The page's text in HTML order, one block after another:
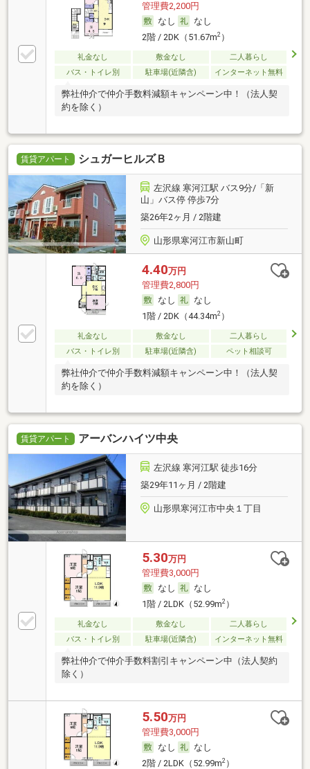
管理費2,200円
なし
なし
2階 / 2DK（51.67m2）
礼金なし 敷金なし
二人暮らし
バス・トイレ別
駐車場(近隣含) インターネット無料
弊社仲介で仲介手数料減額キャンペーン中！（法人契
約を除く）
賃貸アパート シュガーヒルズＢ
左沢線 寒河江駅 バス9分/「新
山」バス停 停歩7分
築26年2ヶ月 / 2階建
山形県寒河江市新山町
4.40万円
管理費2,800円
なし
なし
1階 / 2DK（44.34m2）
礼金なし 敷金なし
二人暮らし
バス・トイレ別
駐車場(近隣含) ペット相談可
弊社仲介で仲介手数料減額キャンペーン中！（法人契
約を除く）
賃貸アパート アーバンハイツ中央
左沢線 寒河江駅 徒歩16分
築29年11ヶ月 / 2階建
山形県寒河江市中央１丁目
5.30万円
管理費3,000円
なし
なし
1階 / 2LDK（52.99m2）
礼金なし 敷金なし
二人暮らし
バス・トイレ別
駐車場(近隣含) インターネット無料
弊社仲介で仲介手数料割引キャンペーン中（法人契約
除く）
5.50万円
管理費3,000円
なし
なし
2階 / 2LDK（52.99m2）